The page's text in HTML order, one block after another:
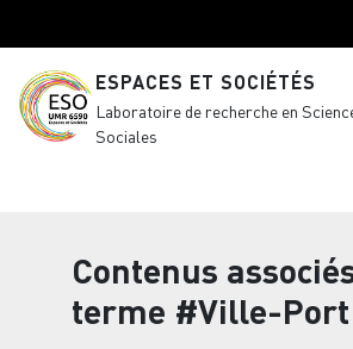
ESPACES ET SOCIÉTÉS
Laboratoire de recherche en
Sociales
Contenus
terme #Ville-Port